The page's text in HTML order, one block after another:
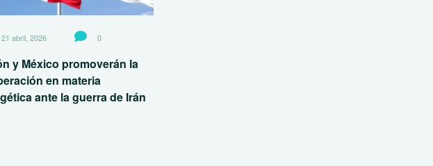
21 abril, 2026 0
y México promoverán la
en materia
ante la guerra de Irán